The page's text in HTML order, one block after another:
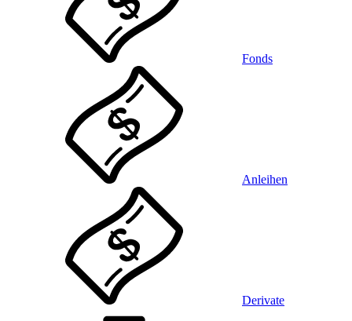
Fonds
Anleihen
Derivate